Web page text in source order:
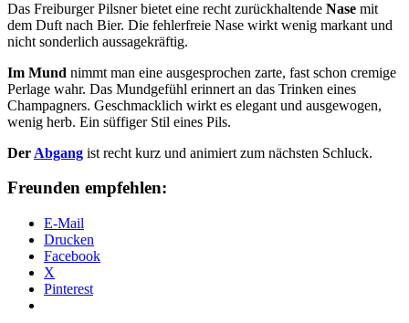
Das Freiburger Pilsner bietet eine recht zurückhaltende Nase mit
dem Duft nach Bier. Die fehlerfreie Nase wirkt wenig markant und
nicht sonderlich aussagekräftig.
Im Mund nimmt man eine ausgesprochen zarte, fast schon cremige
Perlage wahr. Das Mundgefühl erinnert an das Trinken eines
Champagners. Geschmacklich wirkt es elegant und ausgewogen,
wenig herb. Ein süffiger Stil eines Pils.
Der Abgang ist recht kurz und animiert zum nächsten Schluck.
Freunden empfehlen:
E-Mail
Drucken
Facebook
X
Pinterest